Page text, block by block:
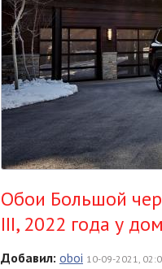
Обои Большой
III, 2022 года у
Добавил: oboi 10-09-2021,